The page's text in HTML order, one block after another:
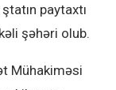
paytaxtı
şəhəri olub.
Mühakiməsi